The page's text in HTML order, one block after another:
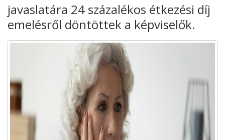
javaslatára 24 százalékos étkezési díj
emelésről döntöttek a képviselők.